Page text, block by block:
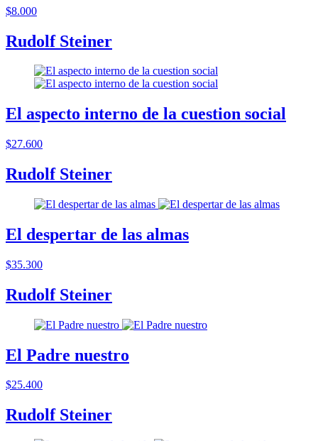
$8.000
Rudolf Steiner
El aspecto interno de la cuestion social
$27.600
Rudolf Steiner
El despertar de las almas
$35.300
Rudolf Steiner
El Padre nuestro
$25.400
Rudolf Steiner